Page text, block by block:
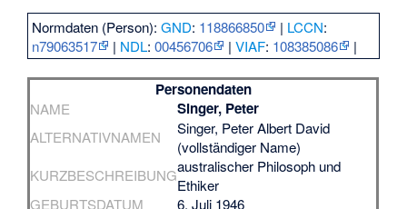
Normdaten (Person):GND: 118866850 | LCCN:
n79063517
| NDL:00456706 |VIAF: 108385086 |
Personendaten
NAME Singer, Peter
ALTERNATIVNAMEN
Singer, Peter Albert David
(vollständiger Name)
KURZBESCHREIBUNGaustralischer Philosoph und
Ethiker
GEBURTSDATUM
6. Juli 1946